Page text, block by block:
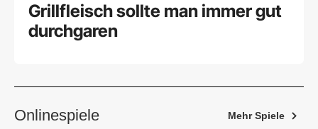
Grillfleisch sollte man immer gut
durchgaren
Onlinespiele Mehr Spiele